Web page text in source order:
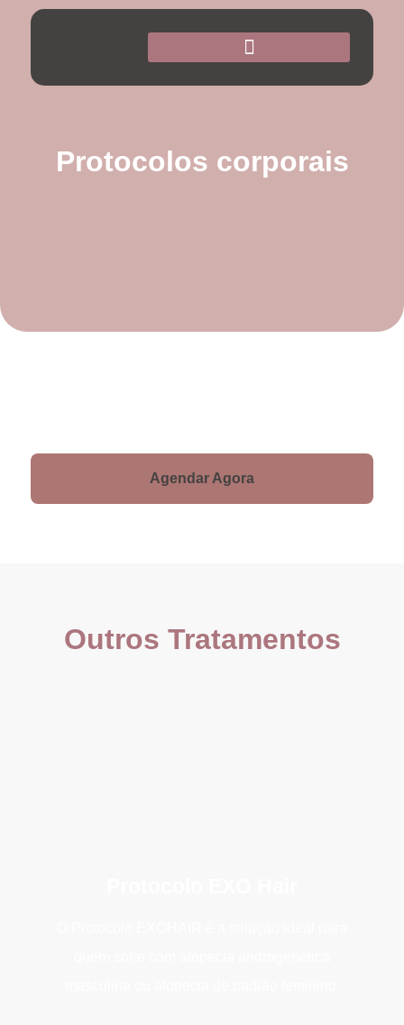
Protocolos corporais
Agendar Agora
Outros Tratamentos